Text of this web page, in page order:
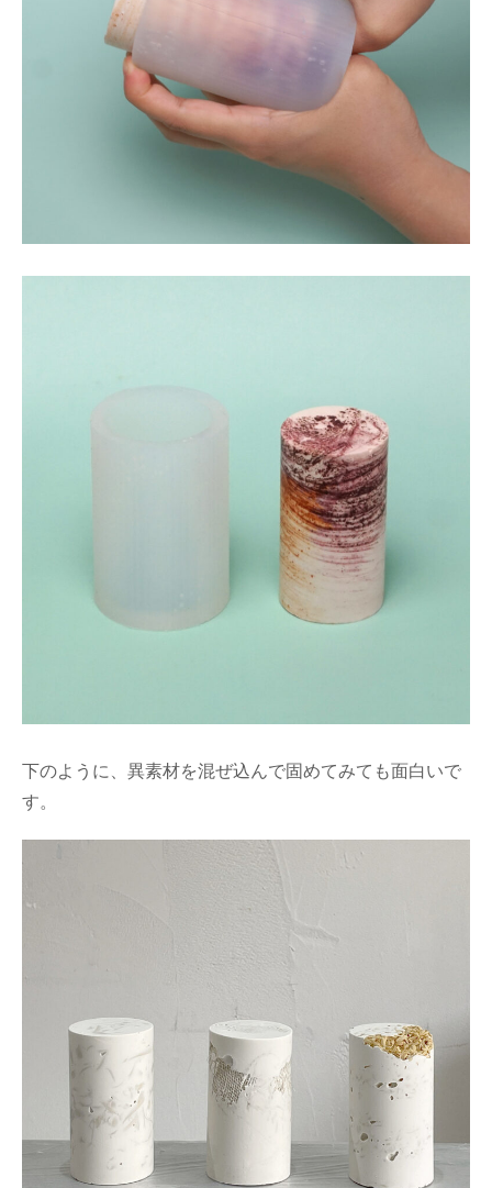
下のように、異素材を混ぜ込んで固めてみても面白いで
す。